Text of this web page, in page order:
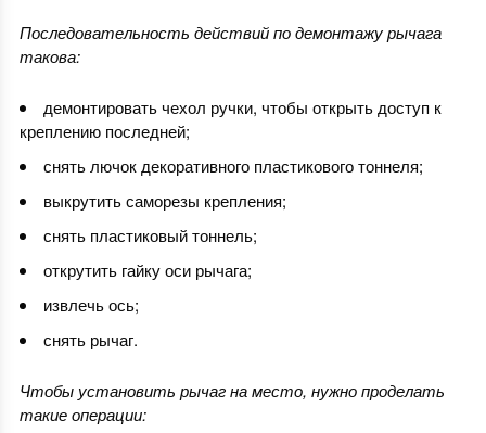
Последовательность действий по демонтажу рычага
такова:
демонтировать чехол ручки, чтобы открыть доступ к
креплению последней;
снять лючок декоративного пластикового тоннеля;
выкрутить саморезы крепления;
снять пластиковый тоннель;
открутить гайку оси рычага;
извлечь ось;
снять рычаг.
Чтобы установить рычаг на место, нужно проделать
такие операции: